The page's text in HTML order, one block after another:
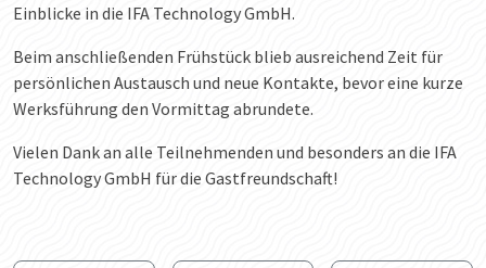
Einblicke in die IFA Technology GmbH.
Beim anschließenden Frühstück blieb ausreichend Zeit für
persönlichen Austausch und neue Kontakte, bevor eine kurze
Werksführung den Vormittag abrundete.
Vielen Dank an alle Teilnehmenden und besonders an die IFA
Technology GmbH für die Gastfreundschaft!